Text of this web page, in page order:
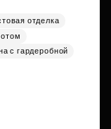
отделка
с гардеробной